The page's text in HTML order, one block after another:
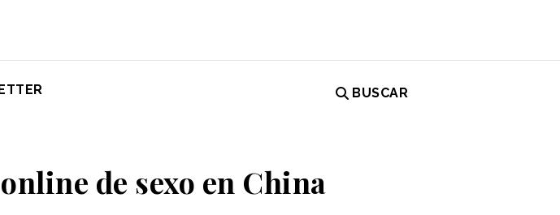
BUSCAR
de sexo en China